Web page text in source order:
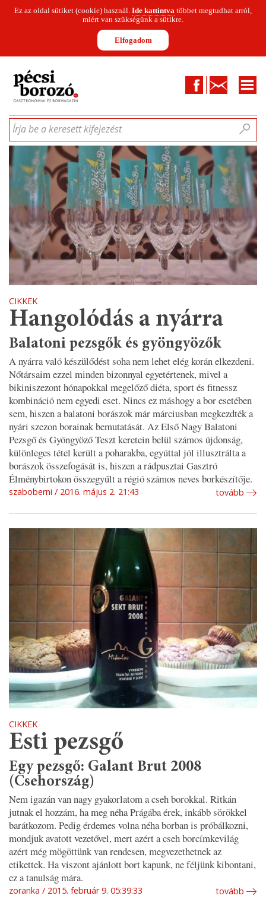
Ez az oldal sütiket (cookie) használ. Ide kattintva többet megtudhat arról,
miért van szükségünk a sütikre.
Elfogadom
FacebookKapcsolat
CIKKEKHÍREKINFOGRAFIKÁKMUNKATÁRSAKWINESOFA
Írja be a keresett kifejezést
CIKKEK
Hangolódás a nyárra
Balatoni pezsgők és gyöngyözők
A nyárra való készülődést soha nem lehet elég korán elkezdeni.
Nőtársaim ezzel minden bizonnyal egyetértenek, mivel a
bikiniszezont hónapokkal megelőző diéta, sport és fitnessz
kombináció nem egyedi eset. Nincs ez máshogy a bor esetében
sem, hiszen a balatoni borászok már márciusban megkezdték a
nyári szezon borainak bemutatását. Az Első Nagy Balatoni
Pezsgő és Gyöngyöző Teszt keretein belül számos újdonság,
különleges tétel került a poharakba, egyúttal jól illusztrálta a
borászok összefogását is, hiszen a rádpusztai Gasztró
Élménybirtokon összegyűlt a régió számos neves borkészítője.
szaboberni 2016. május 2. 21:43 tovább
CIKKEK
Esti pezsgő
Egy pezsgő: Galant Brut 2008
(Csehország)
Nem igazán van nagy gyakorlatom a cseh borokkal. Ritkán
jutnak el hozzám, ha meg néha Prágába érek, inkább sörökkel
barátkozom. Pedig érdemes volna néha borban is próbálkozni,
mondjuk avatott vezetővel, mert azért a cseh borcímkevilág
azért még mögöttünk van rendesen, megvezethetnek az
etikettek. Ha viszont ajánlott bort kapunk, ne féljünk kibontani,
ez a tanulság mára.
zoranka 2015. február 9. 05:39:33 tovább